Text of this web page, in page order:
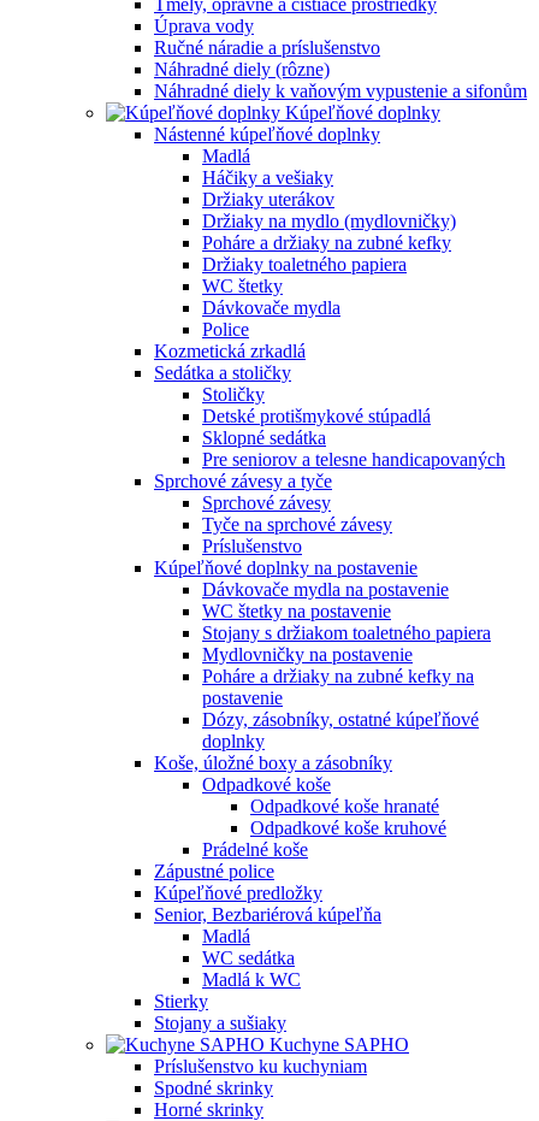
Úprava vody
Ručné náradie a príslušenstvo
Náhradné diely (rôzne)
Náhradné diely k vaňovým vypustenie a sifonům
Kúpeľňové doplnky
Nástenné kúpeľňové doplnky
Madlá
Háčiky a vešiaky
Držiaky uterákov
Držiaky na mydlo (mydlovničky)
Poháre a držiaky na zubné kefky
Držiaky toaletného papiera
WC štetky
Dávkovače mydla
Police
Kozmetická zrkadlá
Sedátka a stoličky
Stoličky
Detské protišmykové stúpadlá
Sklopné sedátka
Pre seniorov a telesne handicapovaných
Sprchové závesy a tyče
Sprchové závesy
Tyče na sprchové závesy
Príslušenstvo
Kúpeľňové doplnky na postavenie
Dávkovače mydla na postavenie
WC štetky na postavenie
Stojany s držiakom toaletného papiera
Mydlovničky na postavenie
Poháre a držiaky na zubné kefky na
postavenie
Dózy, zásobníky, ostatné kúpeľňové
doplnky
Koše, úložné boxy a zásobníky
Odpadkové koše
Odpadkové koše hranaté
Odpadkové koše kruhové
Prádelné koše
Zápustné police
Kúpeľňové predložky
Senior, Bezbariérová kúpeľňa
Madlá
WC sedátka
Madlá k WC
Stierky
Stojany a sušiaky
Kuchyne SAPHO
Príslušenstvo ku kuchyniam
Spodné skrinky
Horné skrinky